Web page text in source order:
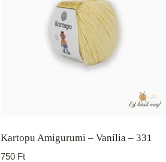
Kartopu Amigurumi – Vanília – 331
750 Ft